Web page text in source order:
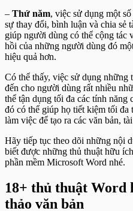
– Thứ năm, việc sử dụng một
sự thay đổi, bình luận và chia sẻ
giúp người dùng có thể cộng tác
hồi của những người dùng đó
hiệu quả hơn.
Có thể thấy, việc sử dụng những
đến cho người dùng rất nhiều
thể tận dụng tối đa các tính
đó có thể giúp họ tiết kiệm tối đa
làm việc để tạo ra các văn bản,
Hãy tiếp tục theo dõi những nội
biết được những thủ thuật hữu
phần mềm Microsoft Word nhé.
18+ thủ thuật Word
thảo văn bản